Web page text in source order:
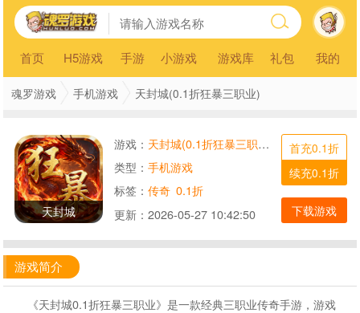
首页 H5游戏 手游 小游戏 游戏库 礼包 我的
魂罗游戏 手机游戏 天封城(0.1折狂暴三职业)
天封城
游戏： 天封城(0.1折狂暴三职业)
类型： 手机游戏
标签： 传奇 0.1折
更新： 2026-05-27 10:42:50
首充0.1折
续充0.1折
下载游戏
游戏简介
《天封城0.1折狂暴三职业》是一款经典三职业传奇手游，游戏